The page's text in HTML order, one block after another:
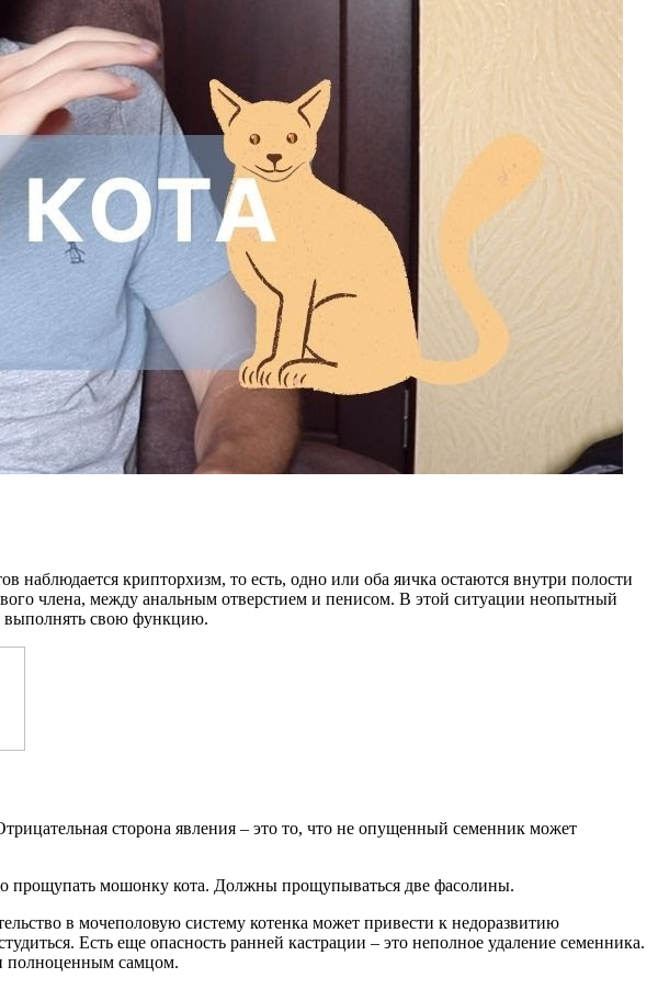
крипторхизм, то есть, одно или оба яичка остаются внутри полости
члена, между анальным отверстием и пенисом. В этой ситуации неопытный
выполнять свою функцию.
сторона явления – это то, что не опущенный семенник может
прощупать мошонку кота. Должны прощупываться две фасолины.
в мочеполовую систему котенка может привести к недоразвитию
Есть еще опасность ранней кастрации – это неполное удаление семенника.
полноценным самцом.